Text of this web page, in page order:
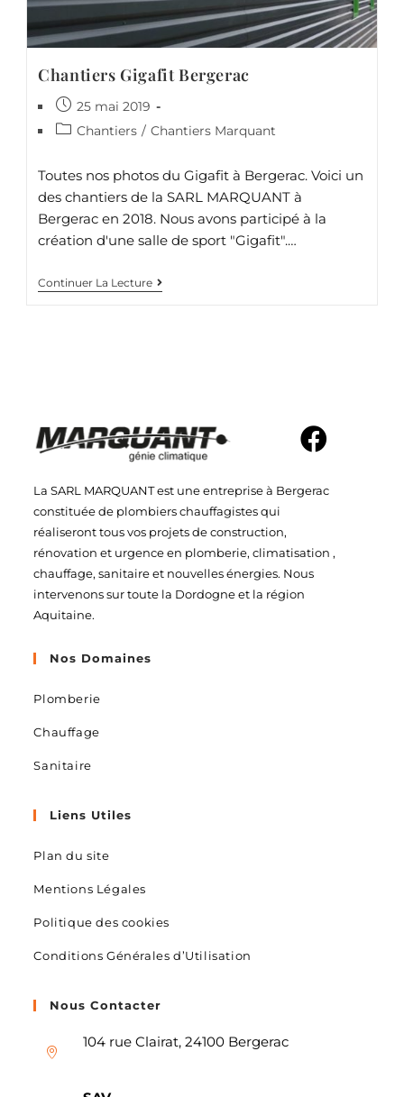
Chantiers Gigafit Bergerac
25 mai 2019
Chantiers / Chantiers Marquant
Toutes nos photos du Gigafit à Bergerac. Voici un
des chantiers de la SARL MARQUANT à
Bergerac en 2018. Nous avons participé à la
création d'une salle de sport "Gigafit".…
Continuer La Lecture
La SARL MARQUANT est une entreprise à Bergerac
constituée de plombiers chauffagistes qui
réaliseront tous vos projets de construction,
rénovation et urgence en plomberie, climatisation ,
chauffage, sanitaire et nouvelles énergies. Nous
intervenons sur toute la Dordogne et la région
Aquitaine.
Nos Domaines
Plomberie
Chauffage
Sanitaire
Liens Utiles
Plan du site
Mentions Légales
Politique des cookies
Conditions Générales d’Utilisation
Nous Contacter
104 rue Clairat, 24100 Bergerac